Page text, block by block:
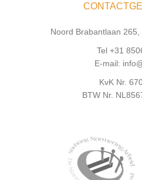
Noord Brabantlaan
Tel +31
E-mail:
KvK Nr.
BTW Nr.